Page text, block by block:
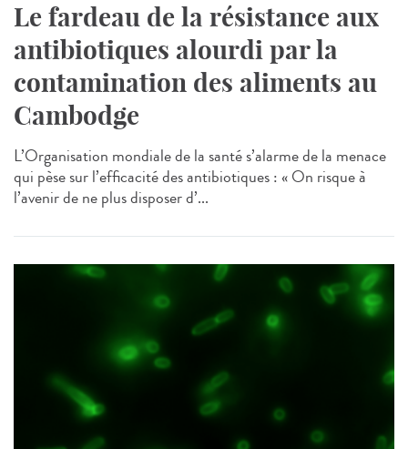
Le fardeau de la résistance aux
antibiotiques alourdi par la
contamination des aliments au
Cambodge
L’Organisation mondiale de la santé s’alarme de la menace
qui pèse sur l’efficacité des antibiotiques : « On risque à
l’avenir de ne plus disposer d’...